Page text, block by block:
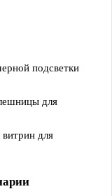
подсветки
для
для